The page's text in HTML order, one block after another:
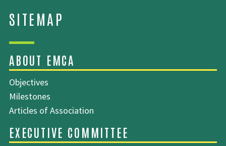
Objectives
Milestones
Articles of Association